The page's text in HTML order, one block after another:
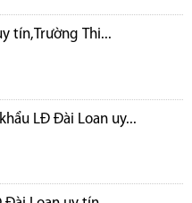
tín,Trường Thi...
LĐ Đài Loan uy...